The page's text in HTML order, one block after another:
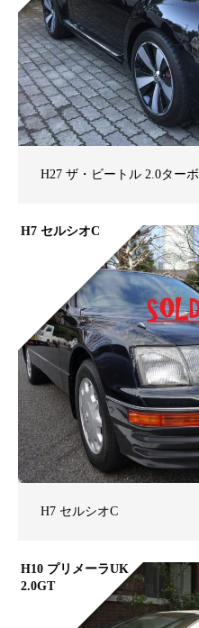
H27 ザ・ビートル 2.0ターボ
H7 セルシオC
H7 セルシオC
H10 プリメーラUK
2.0GT